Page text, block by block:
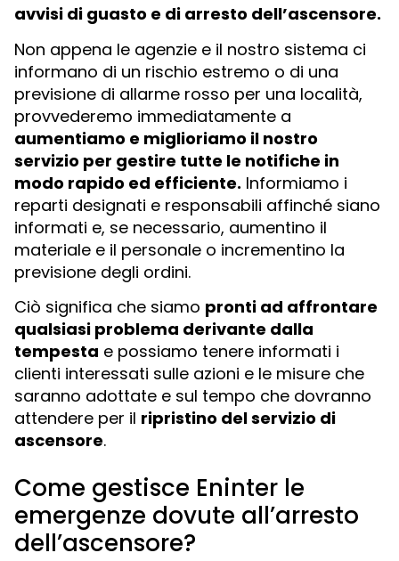
avvisi di guasto e di arresto dell’ascensore.
Non appena le agenzie e il nostro sistema ci
informano di un rischio estremo o di una
previsione di allarme rosso per una località,
provvederemo immediatamente a
aumentiamo e miglioriamo il nostro
servizio per gestire tutte le notifiche in
modo rapido ed efficiente. Informiamo i
reparti designati e responsabili affinché siano
informati e, se necessario, aumentino il
materiale e il personale o incrementino la
previsione degli ordini.
Ciò significa che siamo pronti ad affrontare
qualsiasi problema derivante dalla
tempesta e possiamo tenere informati i
clienti interessati sulle azioni e le misure che
saranno adottate e sul tempo che dovranno
attendere per il ripristino del servizio di
ascensore.
Come gestisce Eninter le
emergenze dovute all’arresto
dell’ascensore?